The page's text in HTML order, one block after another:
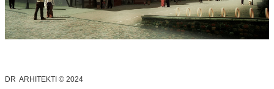
DR ARHITEKTI © 2024